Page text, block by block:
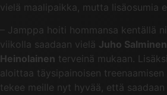
vielä maalipaikka, mutta lisäosumia
– Jamppa hoiti hommansa kentällä
viikolla saadaan vielä Juho Salminen
Heinolainen terveinä mukaan. Lisäksi
aloittaa täysipainoisen treenaamisen
tekee meille nyt hyvää, että